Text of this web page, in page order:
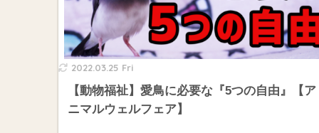
2022.03.25 Fri
【動物福祉】愛鳥に必要な『5つの自由』【ア
ニマルウェルフェア】